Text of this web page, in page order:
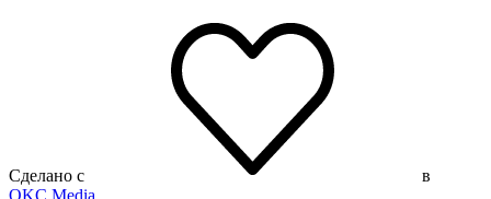
Сделано с
в
OKC.Media